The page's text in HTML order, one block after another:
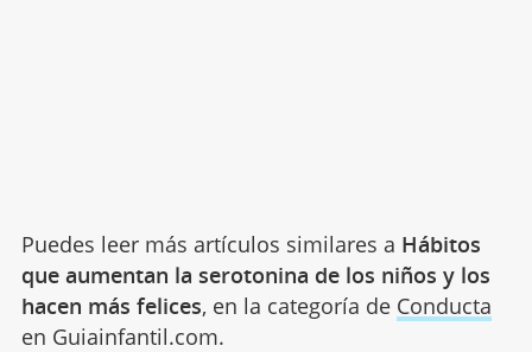
Puedes leer más artículos similares a Hábitos
que aumentan la serotonina de los niños y los
hacen más felices, en la categoría de Conducta
en Guiainfantil.com.